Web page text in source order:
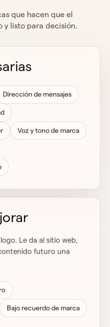
que hacen que el
y listo para decisión.
Dirección de mensajes
Voz y tono de marca
Le da al sitio web,
futuro una
Bajo recuerdo de marca